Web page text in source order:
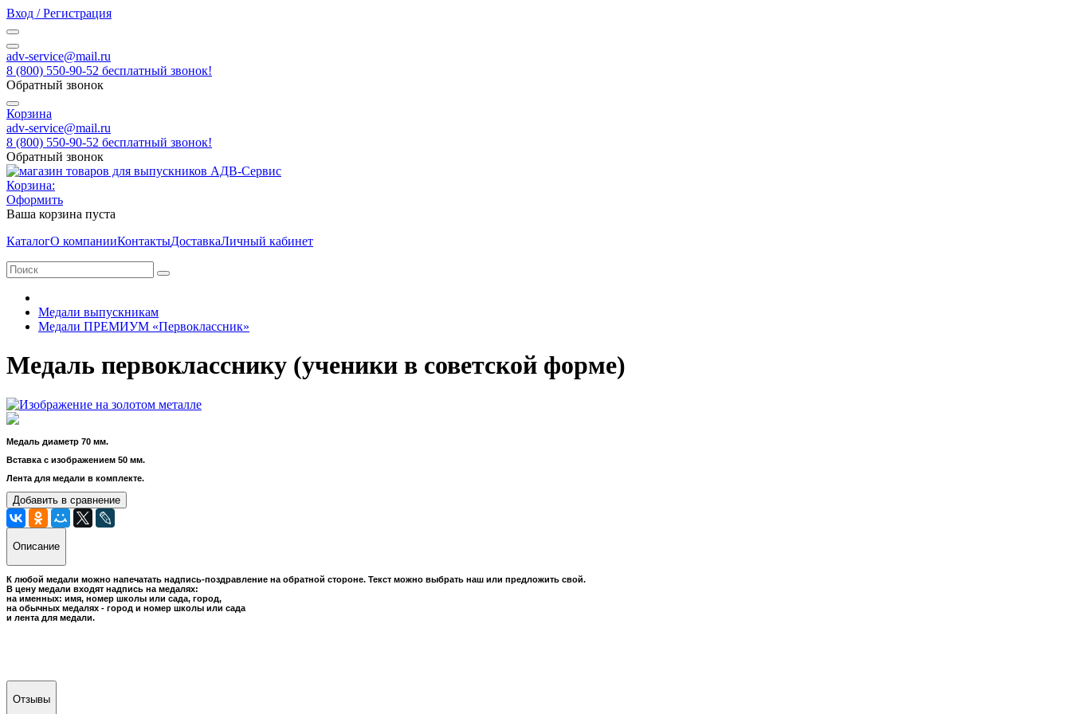
Вход / Регистрация
adv-service@mail.ru
8 (800) 550-90-52 бесплатный звонок!
Обратный звонок
Корзина
adv-service@mail.ru
8 (800) 550-90-52 бесплатный звонок!
Обратный звонок
Корзина:
Оформить
Ваша корзина пуста
КаталогО компанииКонтактыДоставкаЛичный кабинет
Медали выпускникам
Медали ПРЕМИУМ «Первоклассник»
Медаль первокласснику (ученики в советской форме)
Медаль диаметр 70 мм.
Вставка с изображением 50 мм.
Лента для медали в комплекте.
Добавить в сравнение
Описание
К любой медали можно напечатать надпись-поздравление на обратной стороне. Текст можно выбрать наш или предложить свой.
В цену медали входят надпись на медалях:
на именных: имя, номер школы или сада, город,
на обычных медалях - город и номер школы или сада
и лента для медали.
Отзывы